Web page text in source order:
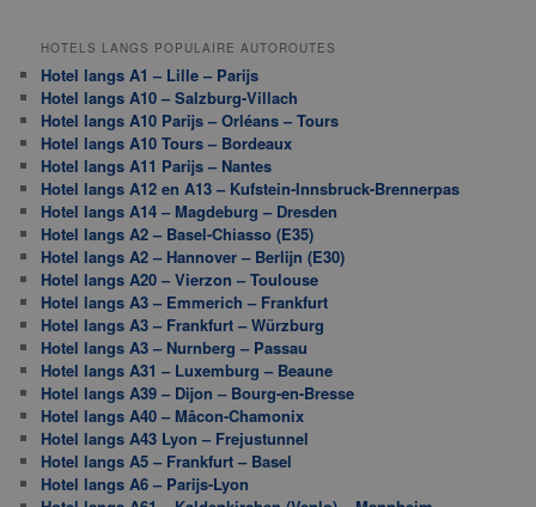
HOTELS LANGS POPULAIRE AUTOROUTES
Hotel langs A1 – Lille – Parijs
Hotel langs A10 – Salzburg-Villach
Hotel langs A10 Parijs – Orléans – Tours
Hotel langs A10 Tours – Bordeaux
Hotel langs A11 Parijs – Nantes
Hotel langs A12 en A13 – Kufstein-Innsbruck-Brennerpas
Hotel langs A14 – Magdeburg – Dresden
Hotel langs A2 – Basel-Chiasso (E35)
Hotel langs A2 – Hannover – Berlijn (E30)
Hotel langs A20 – Vierzon – Toulouse
Hotel langs A3 – Emmerich – Frankfurt
Hotel langs A3 – Frankfurt – Würzburg
Hotel langs A3 – Nurnberg – Passau
Hotel langs A31 – Luxemburg – Beaune
Hotel langs A39 – Dijon – Bourg-en-Bresse
Hotel langs A40 – Mâcon-Chamonix
Hotel langs A43 Lyon – Frejustunnel
Hotel langs A5 – Frankfurt – Basel
Hotel langs A6 – Parijs-Lyon